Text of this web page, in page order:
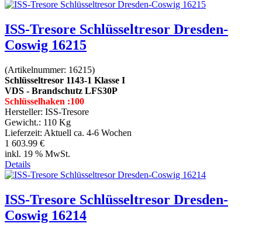
ISS-Tresore Schlüsseltresor Dresden-
Coswig 16215
(Artikelnummer: 16215)
Schlüsseltresor 1143-1 Klasse I
VDS - Brandschutz LFS30P
Schlüsselhaken :100
Hersteller: ISS-Tresore
Gewicht.: 110 Kg
Lieferzeit: Aktuell ca. 4-6 Wochen
1 603.99 €
inkl. 19 % MwSt.
Details
ISS-Tresore Schlüsseltresor Dresden-
Coswig 16214